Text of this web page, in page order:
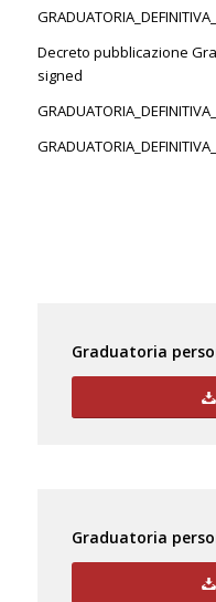
Decreto pubblicazione
signed
Graduatoria
Graduatoria